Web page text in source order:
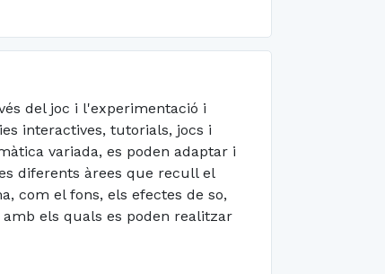
del joc i l'experimentació i
interactives, tutorials, jocs i
variada, es poden adaptar i
diferents àrees que recull el
com el fons, els efectes de so,
els quals es poden realitzar